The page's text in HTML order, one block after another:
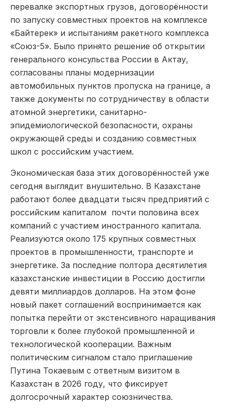
перевалке экспортных грузов, договорённости
по запуску совместных проектов на комплексе
«Байтерек» и испытаниям ракетного комплекса
«Союз-5». Было принято решение об открытии
генерального консульства России в Актау,
согласованы планы модернизации
автомобильных пунктов пропуска на границе, а
также документы по сотрудничеству в области
атомной энергетики, санитарно-
эпидемиологической безопасности, охраны
окружающей среды и созданию совместных
школ с российским участием.
Экономическая база этих договорённостей уже
сегодня выглядит внушительно. В Казахстане
работают более двадцати тысяч предприятий с
российским капиталом почти половина всех
компаний с участием иностранного капитала.
Реализуются около 175 крупных совместных
проектов в промышленности, транспорте и
энергетике. За последние полтора десятилетия
казахстанские инвестиции в Россию достигли
девяти миллиардов долларов. На этом фоне
новый пакет соглашений воспринимается как
попытка перейти от экстенсивного наращивания
торговли к более глубокой промышленной и
технологической кооперации. Важным
политическим сигналом стало приглашение
Путина Токаевым с ответным визитом в
Казахстан в 2026 году, что фиксирует
долгосрочный характер союзничества.